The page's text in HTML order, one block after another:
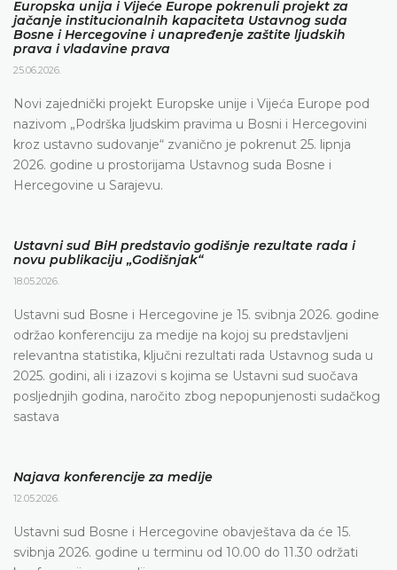
Europska unija i Vijeće Europe pokrenuli projekt za
jačanje institucionalnih kapaciteta Ustavnog suda
Bosne i Hercegovine i unapređenje zaštite ljudskih
prava i vladavine prava
25.06.2026.
Novi zajednički projekt Europske unije i Vijeća Europe pod
nazivom „Podrška ljudskim pravima u Bosni i Hercegovini
kroz ustavno sudovanje“ zvanično je pokrenut 25. lipnja
2026. godine u prostorijama Ustavnog suda Bosne i
Hercegovine u Sarajevu.
Ustavni sud BiH predstavio godišnje rezultate rada i
novu publikaciju „Godišnjak“
18.05.2026.
Ustavni sud Bosne i Hercegovine je 15. svibnja 2026. godine
održao konferenciju za medije na kojoj su predstavljeni
relevantna statistika, ključni rezultati rada Ustavnog suda u
2025. godini, ali i izazovi s kojima se Ustavni sud suočava
posljednjih godina, naročito zbog nepopunjenosti sudačkog
sastava
Najava konferencije za medije
12.05.2026.
Ustavni sud Bosne i Hercegovine obavještava da će 15.
svibnja 2026. godine u terminu od 10.00 do 11.30 održati